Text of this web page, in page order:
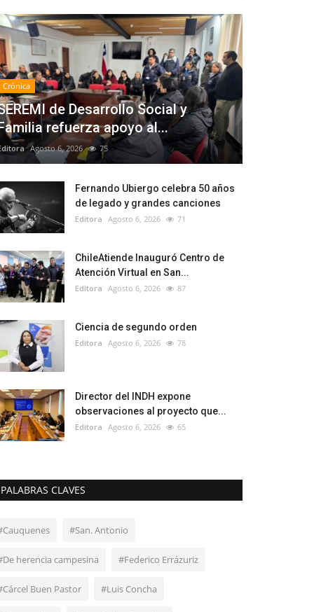
Crónica
de Desarrollo Social y
refuerza apoyo al...
Agosto 6, 2026 75
Fernando Ubiergo celebra 50 años
de legado y grandes canciones
Editora Agosto 6, 2026 71
ChileAtiende Inauguró Centro de
Atención Virtual en San...
Editora Agosto 6, 2026 87
Ciencia de segundo orden
Editora Agosto 6, 2026 78
Director del INDH expone
observaciones al proyecto que...
Editora Agosto 6, 2026 65
PALABRAS CLAVES
#San. Antonio
herencia campesina #Federico Errázuriz
Buen Pastor #Luis Concha